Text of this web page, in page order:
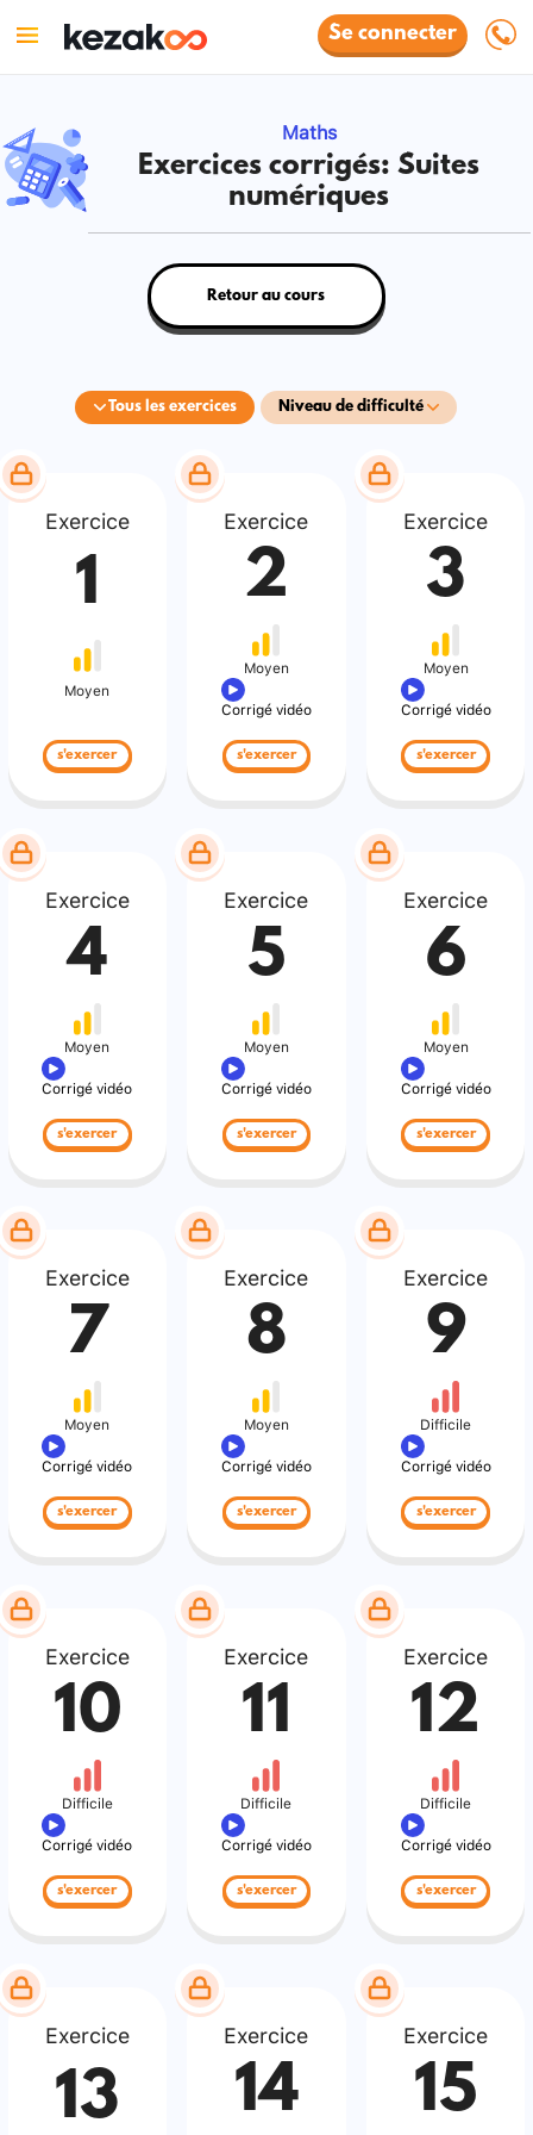
Se connecter
Maths
Exercices corrigés: Suites
numériques
Tous les exercices Niveau de difficulté
Retour au cours
Exercice
1
Moyen
s'exercer
Exercice
2
Moyen
Corrigé vidéo
s'exercer
Exercice
3
Moyen
Corrigé vidéo
s'exercer
Exercice
4
Moyen
Corrigé vidéo
s'exercer
Exercice
5
Moyen
Corrigé vidéo
s'exercer
Exercice
6
Moyen
Corrigé vidéo
s'exercer
Exercice
7
Moyen
Corrigé vidéo
s'exercer
Exercice
8
Moyen
Corrigé vidéo
s'exercer
Exercice
9
Difficile
Corrigé vidéo
s'exercer
Exercice
10
Difficile
Corrigé vidéo
s'exercer
Exercice
11
Difficile
Corrigé vidéo
s'exercer
Exercice
12
Difficile
Corrigé vidéo
s'exercer
Exercice
13
Exercice
14
Exercice
15